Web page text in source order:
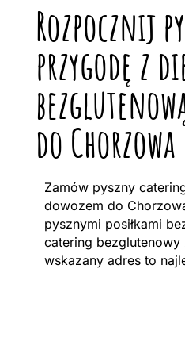
Rozpocznij
przygodę z
do Chorzowa
Zamów pyszny
dowozem do
pysznymi posiłkami
catering
wskazany adres to